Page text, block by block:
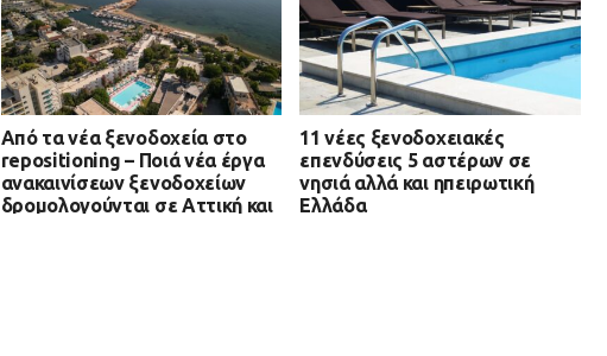
Από τα νέα ξενοδοχεία στο
repositioning – Ποιά νέα έργα
ανακαινίσεων ξενοδοχείων
δρομολογούνται σε Αττική και
11 νέες ξενοδοχειακές
επενδύσεις 5 αστέρων σε
νησιά αλλά και ηπειρωτική
Ελλάδα